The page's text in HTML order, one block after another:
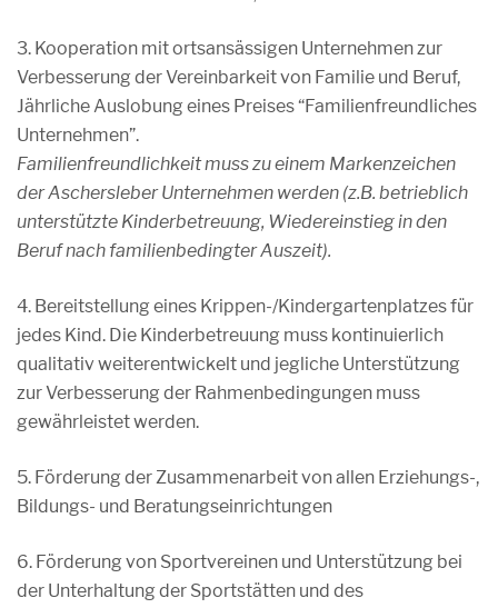
3. Kooperation mit ortsansässigen Unternehmen zur
Verbesserung der Vereinbarkeit von Familie und Beruf,
Jährliche Auslobung eines Preises “Familienfreundliches
Unternehmen”.
Familienfreundlichkeit muss zu einem Markenzeichen
der Aschersleber Unternehmen werden (z.B. betrieblich
unterstützte Kinderbetreuung, Wiedereinstieg in den
Beruf nach familienbedingter Auszeit).
4. Bereitstellung eines Krippen-/Kindergartenplatzes für
jedes Kind. Die Kinderbetreuung muss kontinuierlich
qualitativ weiterentwickelt und jegliche Unterstützung
zur Verbesserung der Rahmenbedingungen muss
gewährleistet werden.
5. Förderung der Zusammenarbeit von allen Erziehungs-,
Bildungs- und Beratungseinrichtungen
6. Förderung von Sportvereinen und Unterstützung bei
der Unterhaltung der Sportstätten und des